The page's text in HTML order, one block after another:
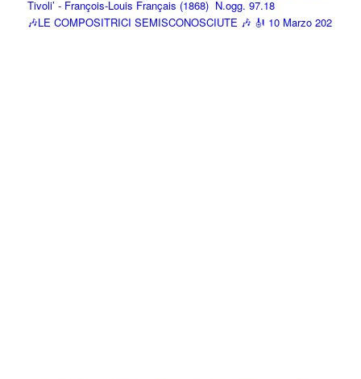
🎶LE COMPOSITRICI SEMISCONOSCIUTE 🎶 🎻 10 Marzo 202